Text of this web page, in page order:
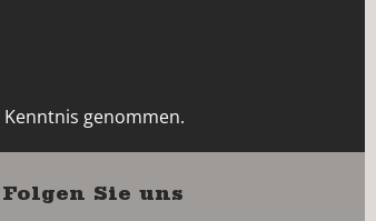
genommen.
Folgen Sie uns